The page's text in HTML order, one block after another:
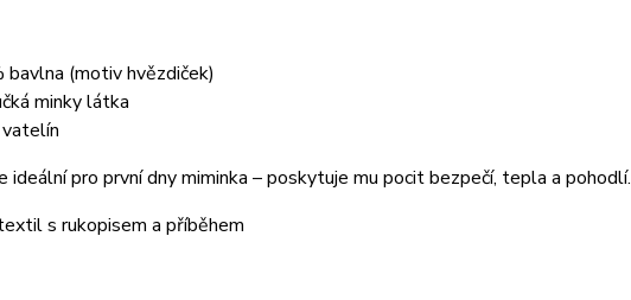
bavlna (motiv hvězdiček)
minky látka
ideální pro první dny miminka – poskytuje mu pocit bezpečí, tepla a pohodlí.
s rukopisem a příběhem